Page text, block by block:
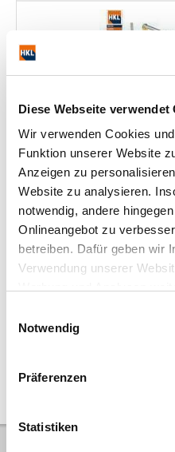
Diese Webseite verwendet
Wir verwenden Cookies
Funktion unserer Website
Anzeigen zu
Website zu analysieren.
notwendig, andere
Onlineangebot zu
betreiben. Dafür geben wir
Verwendung unserer
(Google LLC/ USA) führt
möglicherweise mit
persönlichen Accounts)
Nutzungsdaten anderer
umfasst auch ggf. zu den
Notwendig
Präferenzen
Statistiken
Fabricant: YANMAR
Année de construction: 2020
Heures:
1.035
Emplacement:
Falkenhagen
Demande d'achat directe